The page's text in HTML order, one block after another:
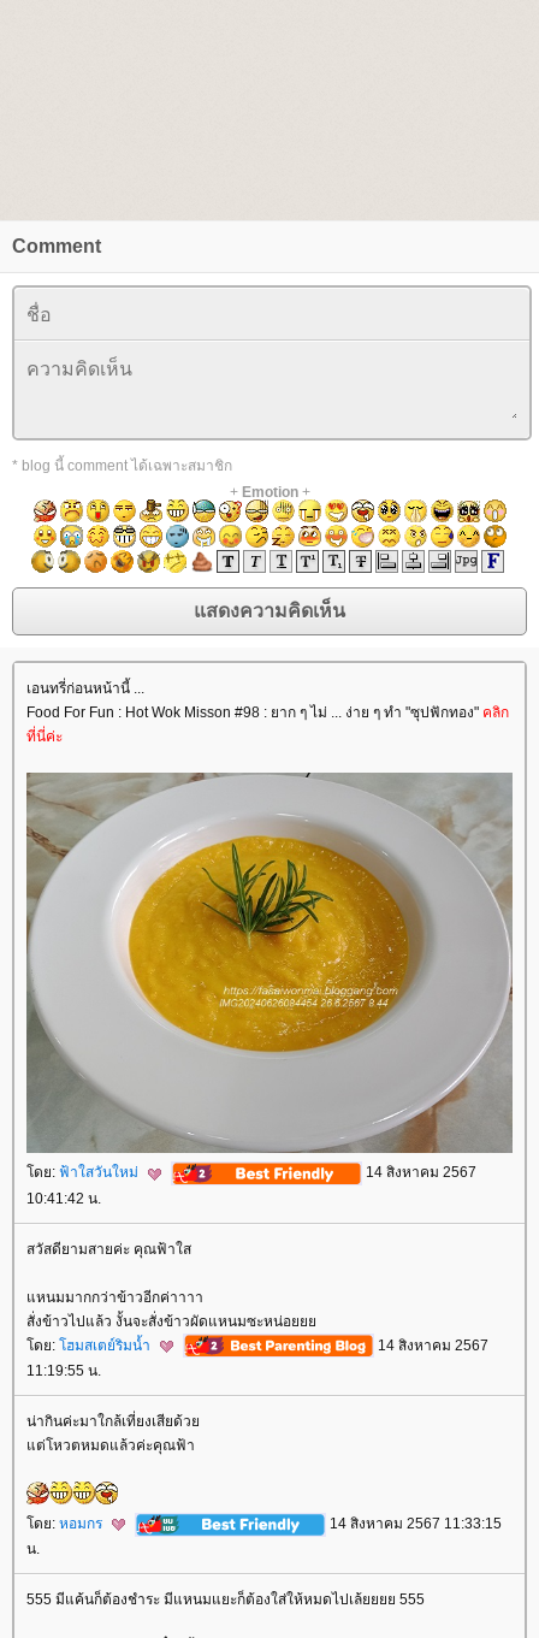
Comment
* blog นี้ comment ได้เฉพาะสมาชิก
+ Emotion+
เอนทรี่ก่อนหน้านี้ ...
Food For Fun : Hot Wok Misson #98 : ยาก ๆ ไม่ ... ง่าย ๆ ทำ "ซุปฟักทอง" คลิก
ที่นี่ค่ะ
ดย: ฟ้าใสวันใหม่
14 สิงหาคม 2567
10:41:42 น.
สวัสดียามสายค่ะ คุณฟ้าใส
หนมมากกว่าข้าวอีกค่าาาา
สั่งข้าวไปแล้ว งั้นจะสั่งข้าวผัดแหนมซะหน่อ
ดย: ฮมสเตย์ริมน้ำ
14 สิงหาคม 2567
11:19:55 น.
น่ากินค่ะมาใกล้เที่ยงเสียด้ว
ต่โหวตหมดแล้วค่ะคุณฟ้า
ดย: หอมกร
14 สิงหาคม 2567 11:33:15
น.
555 มีแค้นก็ต้องชำระ มีแหนมแยะก็ต้องใส่ให้หมดไปเล้ยยยย 555